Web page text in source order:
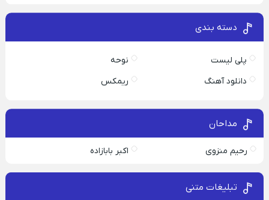
دسته بندی
پلی لیست
نوحه
دانلود آهنگ
ریمکس
مداحان
رحیم منزوی اکبر بابازاده
تبلیغات متنی